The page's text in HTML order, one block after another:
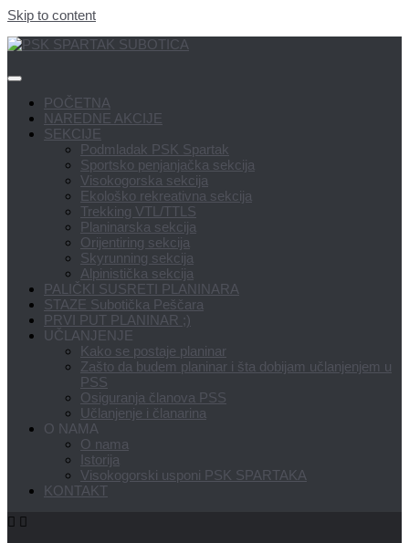
Skip to content
POČETNA
NAREDNE AKCIJE
SEKCIJE
Podmladak PSK Spartak
Sportsko penjanjačka sekcija
Visokogorska sekcija
Ekološko rekreativna sekcija
Trekking VTL/TTLS
Planinarska sekcija
Orijentiring sekcija
Skyrunning sekcija
Alpinistička sekcija
PALIČKI SUSRETI PLANINARA
STAZE Subotička Peščara
PRVI PUT PLANINAR ;)
UČLANJENJE
Kako se postaje planinar
Zašto da budem planinar i šta dobijam učlanjenjem u
PSS
Osiguranja članova PSS
Učlanjenje i članarina
O NAMA
O nama
Istorija
Visokogorski usponi PSK SPARTAKA
KONTAKT